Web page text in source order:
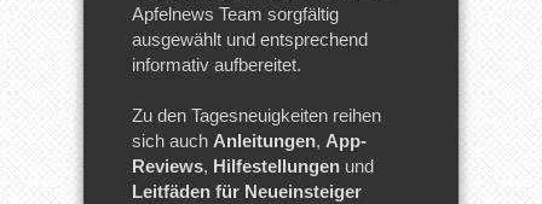
Apfelnews Team sorgfältig
ausgewählt und entsprechend
informativ aufbereitet.
Zu den Tagesneuigkeiten reihen
sich auch Anleitungen, App-
Reviews, Hilfestellungen und
Leitfäden für Neueinsteiger